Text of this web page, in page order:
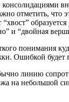
отметить, что
и “двойная
понимания
Ошибкой будет
линию
на небольшой